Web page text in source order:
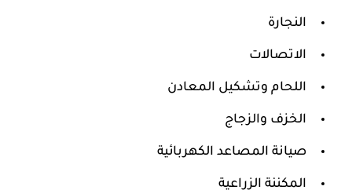
النجارة
الاتصالات
اللحام وتشكيل المعادن
الخزف والزجاج
صيانة المصاعد الكهربائية
المكننة الزراعية